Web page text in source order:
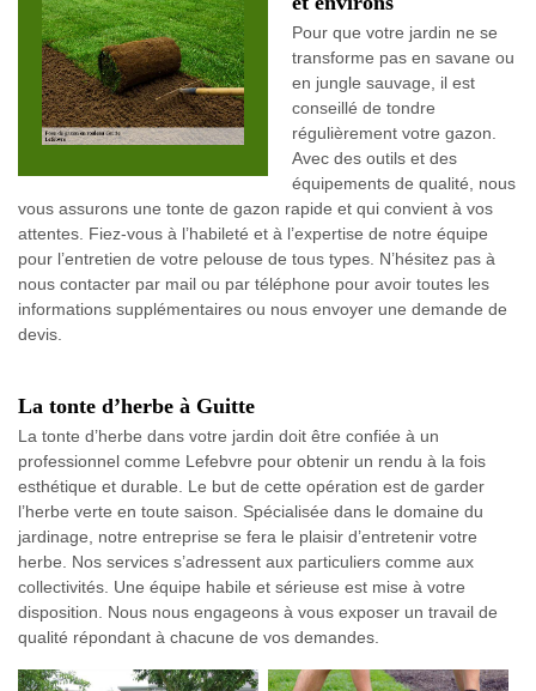
Pour que votre jardin ne se
transforme pas en savane ou
en jungle sauvage, il est
conseillé de tondre
régulièrement votre gazon.
Avec des outils et des
équipements de qualité, nous
vous assurons une tonte de gazon rapide et qui convient à vos
attentes. Fiez-vous à l’habileté et à l’expertise de notre équipe
pour l’entretien de votre pelouse de tous types. N’hésitez pas à
nous contacter par mail ou par téléphone pour avoir toutes les
informations supplémentaires ou nous envoyer une demande de
devis.
La tonte d’herbe à Guitte
La tonte d’herbe dans votre jardin doit être confiée à un
professionnel comme Lefebvre pour obtenir un rendu à la fois
esthétique et durable. Le but de cette opération est de garder
l’herbe verte en toute saison. Spécialisée dans le domaine du
jardinage, notre entreprise se fera le plaisir d’entretenir votre
herbe. Nos services s’adressent aux particuliers comme aux
collectivités. Une équipe habile et sérieuse est mise à votre
disposition. Nous nous engageons à vous exposer un travail de
qualité répondant à chacune de vos demandes.